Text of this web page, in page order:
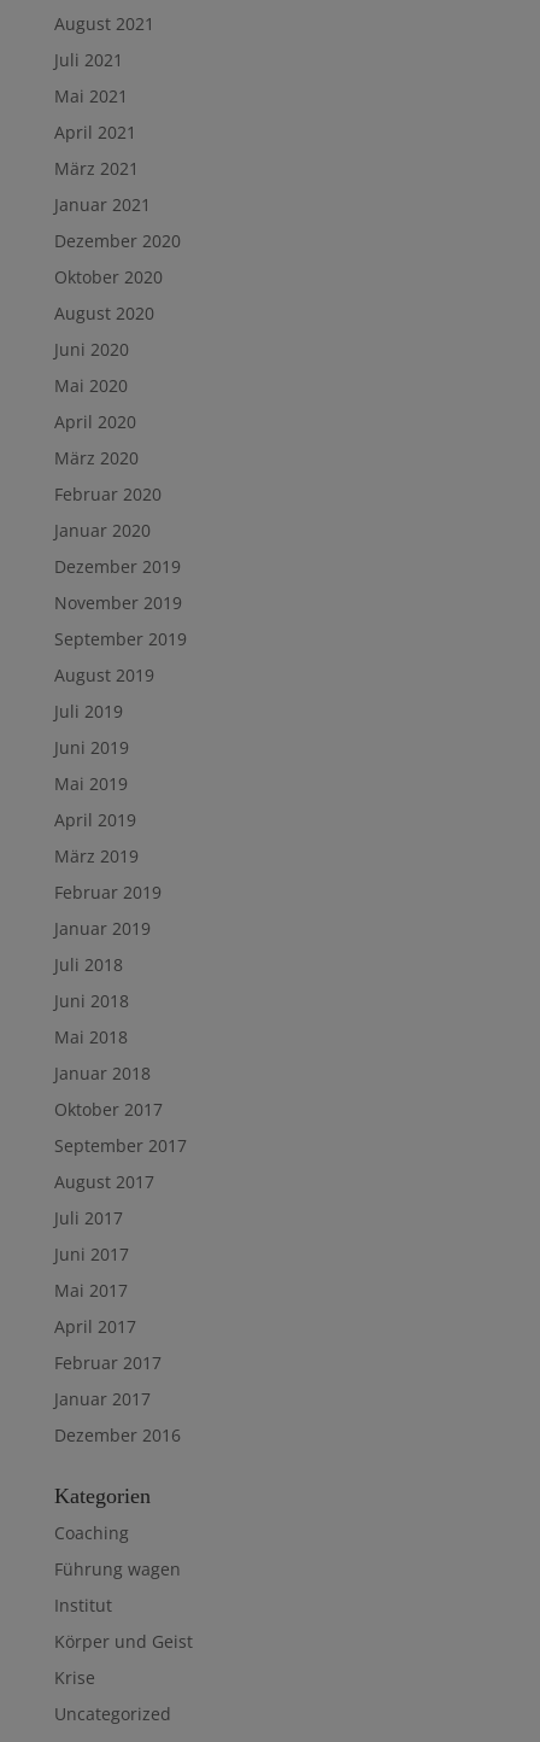
August 2021
Juli 2021
Mai 2021
April 2021
März 2021
Januar 2021
Dezember 2020
Oktober 2020
August 2020
Juni 2020
Mai 2020
April 2020
März 2020
Februar 2020
Januar 2020
Dezember 2019
November 2019
September 2019
August 2019
Juli 2019
Juni 2019
Mai 2019
April 2019
März 2019
Februar 2019
Januar 2019
Juli 2018
Juni 2018
Mai 2018
Januar 2018
Oktober 2017
September 2017
August 2017
Juli 2017
Juni 2017
Mai 2017
April 2017
Februar 2017
Januar 2017
Dezember 2016
Kategorien
Coaching
Führung wagen
Institut
Körper und Geist
Krise
Uncategorized